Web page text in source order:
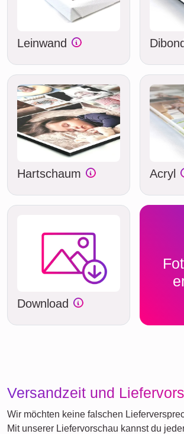
Leinwand Dibond
Hartschaum Acryl
Download
Versandzeit und
Wir möchten keine falschen
Mit unserer Liefervorschau kannst du